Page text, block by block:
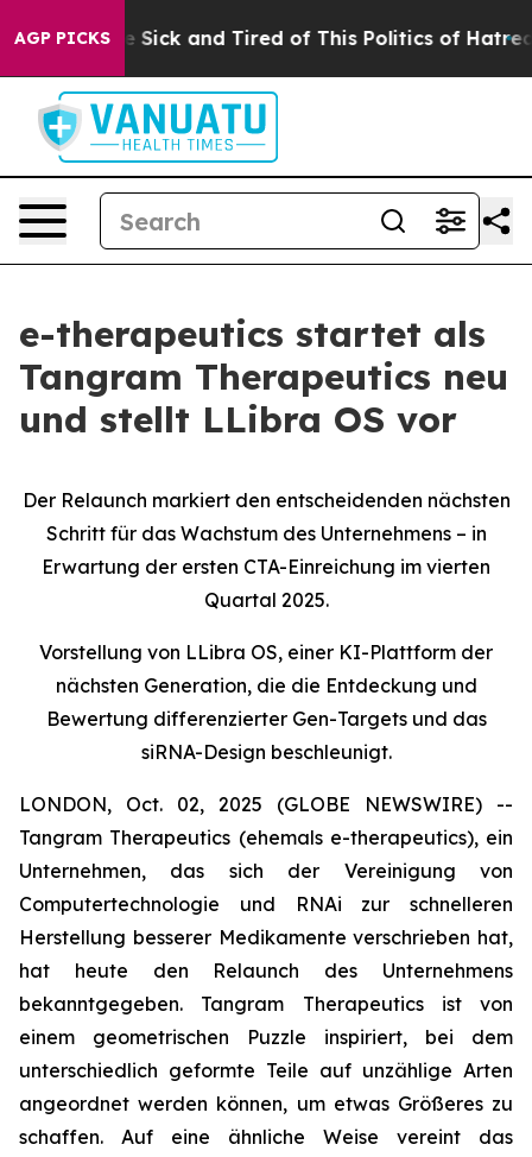
AGP PICKS
Are Sick and Tired of This Politics of Hatred”
e-therapeutics startet als
Tangram Therapeutics neu
und stellt LLibra OS vor
Der Relaunch markiert den entscheidenden nächsten
Schritt für das Wachstum des Unternehmens – in
Erwartung der ersten CTA-Einreichung im vierten
Quartal 2025.
Vorstellung von LLibra OS, einer KI-Plattform der
nächsten Generation, die die Entdeckung und
Bewertung differenzierter Gen-Targets und das
siRNA-Design beschleunigt.
LONDON, Oct. 02, 2025 (GLOBE NEWSWIRE) --
Tangram Therapeutics (ehemals e-therapeutics), ein
Unternehmen, das sich der Vereinigung von
Computertechnologie und RNAi zur schnelleren
Herstellung besserer Medikamente verschrieben hat,
hat heute den Relaunch des Unternehmens
bekanntgegeben. Tangram Therapeutics ist von
einem geometrischen Puzzle inspiriert, bei dem
unterschiedlich geformte Teile auf unzählige Arten
angeordnet werden können, um etwas Größeres zu
schaffen. Auf eine ähnliche Weise vereint das